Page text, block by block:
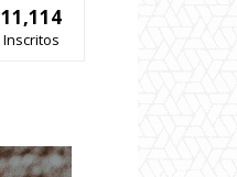
11,114
Inscritos